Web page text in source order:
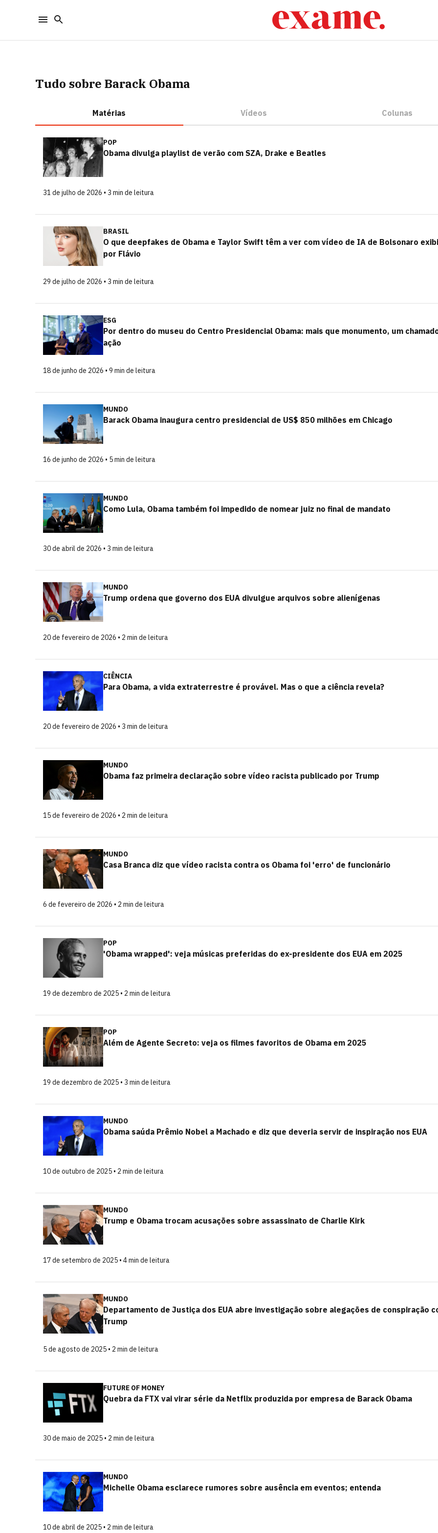
Tudo sobre Barack Obama
Matérias Vídeos Colunas
POP
Obama divulga playlist de verão com SZA, Drake e Beatles
31 de julho de 2026 • 3 min de leitura
BRASIL
O que deepfakes de Obama e Taylor Swift têm a ver com vídeo de IA de Bolsonaro
por Flávio
29 de julho de 2026 • 3 min de leitura
ESG
Por dentro do museu do Centro Presidencial Obama: mais que monumento, um
ação
18 de junho de 2026 • 9 min de leitura
MUNDO
Barack Obama inaugura centro presidencial de US$ 850 milhões em Chicago
16 de junho de 2026 • 5 min de leitura
MUNDO
Como Lula, Obama também foi impedido de nomear juiz no final de mandato
30 de abril de 2026 • 3 min de leitura
MUNDO
Trump ordena que governo dos EUA divulgue arquivos sobre alienígenas
20 de fevereiro de 2026 • 2 min de leitura
CIÊNCIA
Para Obama, a vida extraterrestre é provável. Mas o que a ciência revela?
20 de fevereiro de 2026 • 3 min de leitura
MUNDO
Obama faz primeira declaração sobre vídeo racista publicado por Trump
15 de fevereiro de 2026 • 2 min de leitura
MUNDO
Casa Branca diz que vídeo racista contra os Obama foi 'erro' de funcionário
6 de fevereiro de 2026 • 2 min de leitura
POP
'Obama wrapped': veja músicas preferidas do ex-presidente dos EUA em 2025
19 de dezembro de 2025 • 2 min de leitura
POP
Além de Agente Secreto: veja os filmes favoritos de Obama em 2025
19 de dezembro de 2025 • 3 min de leitura
MUNDO
Obama saúda Prêmio Nobel a Machado e diz que deveria servir de inspiração nos EUA
10 de outubro de 2025 • 2 min de leitura
MUNDO
Trump e Obama trocam acusações sobre assassinato de Charlie Kirk
17 de setembro de 2025 • 4 min de leitura
MUNDO
Departamento de Justiça dos EUA abre investigação sobre alegações de conspiração
Trump
5 de agosto de 2025 • 2 min de leitura
FUTURE OF MONEY
Quebra da FTX vai virar série da Netflix produzida por empresa de Barack Obama
30 de maio de 2025 • 2 min de leitura
MUNDO
Michelle Obama esclarece rumores sobre ausência em eventos; entenda
10 de abril de 2025 • 2 min de leitura